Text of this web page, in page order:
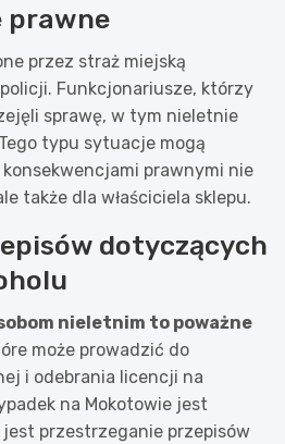
prawne
przez straż miejską
Funkcjonariusze, którzy
sprawę, w tym nieletnie
typu sytuacje mogą
prawnymi nie
także dla właściciela sklepu.
dotyczących
nieletnim to poważne
może prowadzić do
i odebrania licencji na
na Mokotowie jest
jest przestrzeganie przepisów